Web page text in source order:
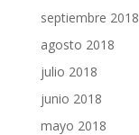
septiembre 2018
agosto 2018
julio 2018
junio 2018
mayo 2018